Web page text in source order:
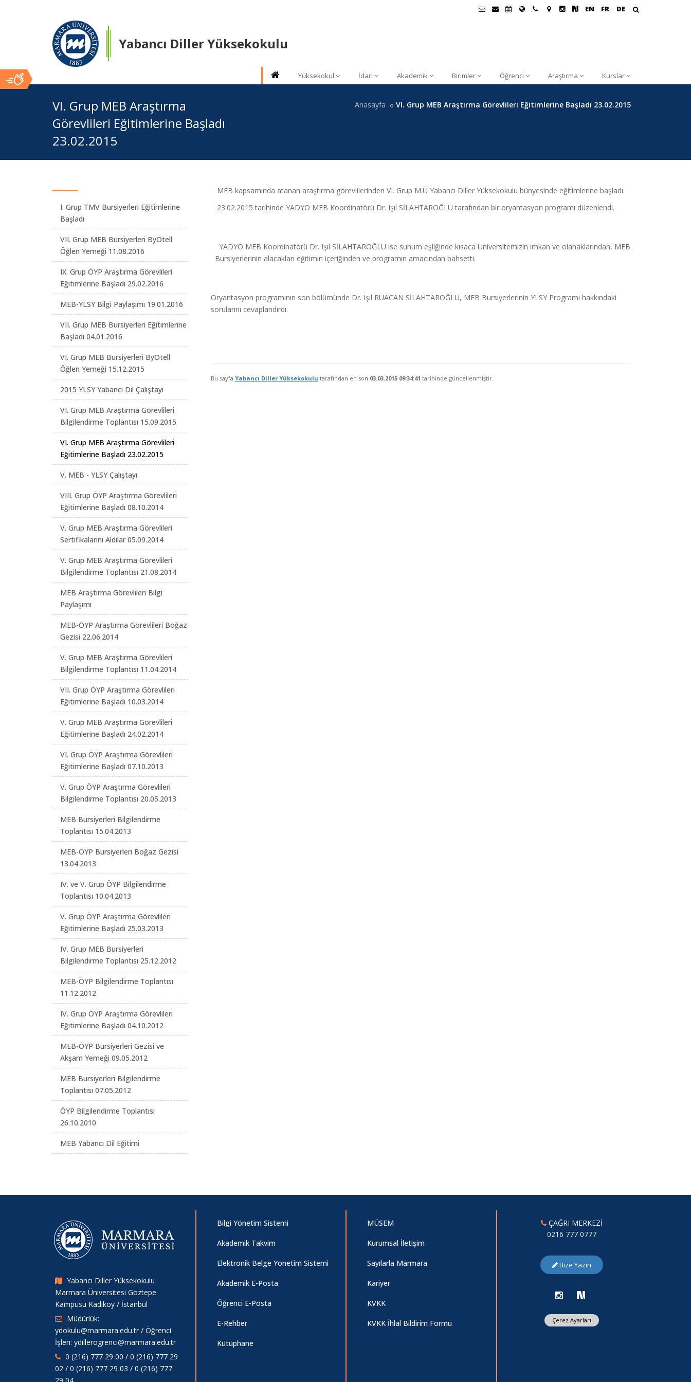
EN FR DE
Yabancı Diller Yüksekokulu
Yüksekokul İdari Akademik Birimler Öğrenci Araştırma Kurslar
İçerik
VI. Grup MEB Araştırma
Görevlileri Eğitimlerine Başladı
23.02.2015
Anasayfa VI. Grup MEB Araştırma Görevlileri Eğitimlerine Başladı 23.02.2015
MEB kapsamında atanan araştırma görevlilerinden VI. Grup M.Ü Yabancı Diller Yüksekokulu bünyesinde eğitimlerine başladı.
23.02.2015 tarihinde YADYO MEB Koordinatörü Dr. Işıl SİLAHTAROĞLU tarafından bir oryantasyon programı düzenlendi.
YADYO MEB Koordinatörü Dr. Işıl SİLAHTAROĞLU ise sunum eşliğinde kısaca Üniversitemizin imkan ve olanaklarından, MEB
Bursiyerlerinin alacakları eğitimin içeriğinden ve programın amacından bahsetti.
Oryantasyon programının son bölümünde Dr. Işıl RUACAN SİLAHTAROĞLU, MEB Bursiyerlerinin YLSY Programı hakkındaki
sorularını cevaplandırdı.
Bu sayfa Yabancı Diller Yüksekokulu tarafından en son 03.03.2015 09:34:41 tarihinde güncellenmiştir.
I. Grup TMV Bursiyerleri Eğitimlerine
Başladı
VII. Grup MEB Bursiyerleri ByOtell
Öğlen Yemeği 11.08.2016
IX. Grup ÖYP Araştırma Görevlileri
Eğitimlerine Başladı 29.02.2016
MEB-YLSY Bilgi Paylaşımı 19.01.2016
VII. Grup MEB Bursiyerleri Eğitimlerine
Başladı 04.01.2016
VI. Grup MEB Bursiyerleri ByOtell
Öğlen Yemeği 15.12.2015
2015 YLSY Yabancı Dil Çalıştayı
VI. Grup MEB Araştırma Görevlileri
Bilgilendirme Toplantısı 15.09.2015
VI. Grup MEB Araştırma Görevlileri
Eğitimlerine Başladı 23.02.2015
V. MEB - YLSY Çalıştayı
VIII. Grup ÖYP Araştırma Görevlileri
Eğitimlerine Başladı 08.10.2014
V. Grup MEB Araştırma Görevlileri
Sertifikalarını Aldılar 05.09.2014
V. Grup MEB Araştırma Görevlileri
Bilgilendirme Toplantısı 21.08.2014
MEB Araştırma Görevlileri Bilgi
Paylaşımı
MEB-ÖYP Araştırma Görevlileri Boğaz
Gezisi 22.06.2014
V. Grup MEB Araştırma Görevlileri
Bilgilendirme Toplantısı 11.04.2014
VII. Grup ÖYP Araştırma Görevlileri
Eğitimlerine Başladı 10.03.2014
V. Grup MEB Araştırma Görevlileri
Eğitimlerine Başladı 24.02.2014
VI. Grup ÖYP Araştırma Görevlileri
Eğitimlerine Başladı 07.10.2013
V. Grup ÖYP Araştırma Görevlileri
Bilgilendirme Toplantısı 20.05.2013
MEB Bursiyerleri Bilgilendirme
Toplantısı 15.04.2013
MEB-ÖYP Bursiyerleri Boğaz Gezisi
13.04.2013
IV. ve V. Grup ÖYP Bilgilendirme
Toplantısı 10.04.2013
V. Grup ÖYP Araştırma Görevlileri
Eğitimlerine Başladı 25.03.2013
IV. Grup MEB Bursiyerleri
Bilgilendirme Toplantısı 25.12.2012
MEB-ÖYP Bilgilendirme Toplantısı
11.12.2012
IV. Grup ÖYP Araştırma Görevlileri
Eğitimlerine Başladı 04.10.2012
MEB-ÖYP Bursiyerleri Gezisi ve
Akşam Yemeği 09.05.2012
MEB Bursiyerleri Bilgilendirme
Toplantısı 07.05.2012
ÖYP Bilgilendirme Toplantısı
26.10.2010
MEB Yabancı Dil Eğitimi
Yabancı Diller Yüksekokulu
Marmara Üniversitesi Göztepe
Kampüsü Kadıköy / İstanbul
Müdürlük:
ydokulu@marmara.edu.tr / Öğrenci
İşleri: ydillerogrenci@marmara.edu.tr
0 (216) 777 29 00 / 0 (216) 777 29
02 / 0 (216) 777 29 03 / 0 (216) 777
Bilgi Yönetim Sistemi
Akademik Takvim
Elektronik Belge Yönetim Sistemi
Akademik E-Posta
Öğrenci E-Posta
E-Rehber
Kütüphane
MÜSEM
Kurumsal İletişim
Sayılarla Marmara
Kariyer
KVKK
KVKK İhlal Bildirim Formu
ÇAĞRI MERKEZİ
0216 777 0777
Bize Yazın
Çerez Ayarları